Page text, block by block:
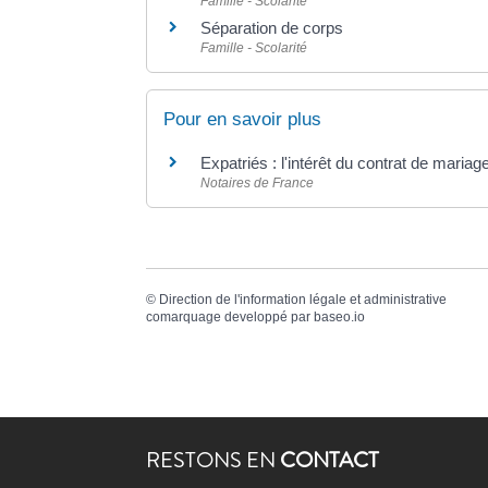
Séparation de corps
Famille - Scolarité
Pour en savoir plus
Expatriés : l'intérêt du contrat de
Notaires de France
© Direction de l'information légale et administrative
comarquage developpé par baseo.io
RESTONS EN CONTACT